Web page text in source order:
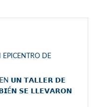
EPICENTRO DE
𝗨𝗡 𝗧𝗔𝗟𝗟𝗘𝗥 𝗗𝗘
𝗦𝗘 𝗟𝗟𝗘𝗩𝗔𝗥𝗢𝗡